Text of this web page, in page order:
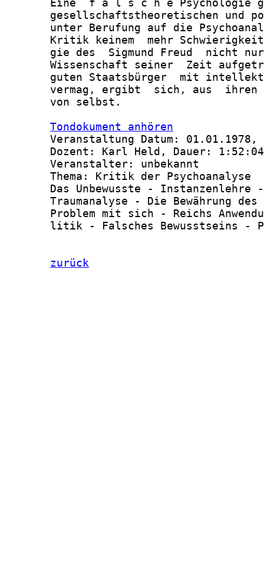
Eine  f a l s c h e Psychologie
gesellschaftstheoretischen und
unter Berufung auf die
Kritik keinem  mehr
gie des  Sigmund Freud  nicht
Wissenschaft seiner  Zeit
guten Staatsbürger  mit
vermag, ergibt  sich, aus
       von selbst.
Tondokument anhören
Veranstaltung Datum: 01.01.1978,
       Dozent: Karl Held, Dauer: 1:52:04
       Veranstalter: unbekannt
       Thema: Kritik der Psychoanalyse
Das Unbewusste - Instanzenlehre
Traumanalyse - Die Bewährung
Problem mit sich - Reichs
litik - Falsches Bewusstseins -
zurück